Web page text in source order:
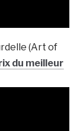
(Art of
du meilleur